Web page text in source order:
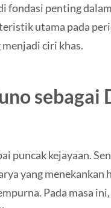
fondasi penting dalam
utama pada
ciri khas.
sebagai
puncak kejayaan.
yang menekankan
Pada masa